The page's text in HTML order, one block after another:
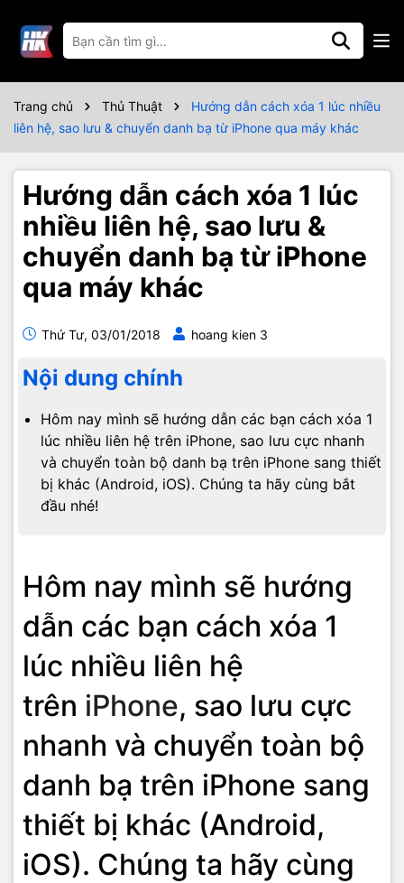
Trang chủ Thủ Thuật
Hướng dẫn cách xóa 1 lúc nhiều
liên hệ, sao lưu & chuyển danh bạ từ iPhone qua máy khác
Hướng dẫn cách xóa 1 lúc
nhiều liên hệ, sao lưu &
chuyển danh bạ từ iPhone
qua máy khác
Thứ Tư, 03/01/2018 hoang kien 3
Nội dung chính
Hôm nay mình sẽ hướng dẫn các bạn cách xóa 1
lúc nhiều liên hệ trên iPhone, sao lưu cực nhanh
và chuyển toàn bộ danh bạ trên iPhone sang thiết
bị khác (Android, iOS). Chúng ta hãy cùng bắt
đầu nhé!
Hôm nay mình sẽ hướng
dẫn các bạn cách xóa 1
lúc nhiều liên hệ
trên iPhone, sao lưu cực
nhanh và chuyển toàn bộ
danh bạ trên iPhone sang
thiết bị khác (Android,
iOS). Chúng ta hãy cùng